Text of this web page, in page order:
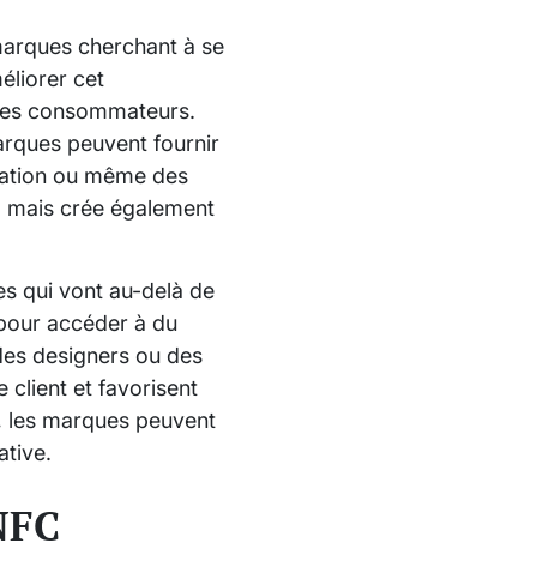
cherchant à se
cet
consommateurs.
peuvent fournir
ou même des
crée également
qui vont au-delà de
accéder à du
designers ou des
client et favorisent
les marques peuvent